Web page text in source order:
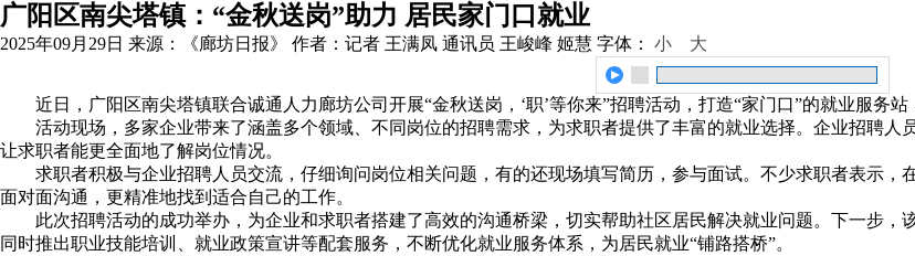
广阳区南尖塔镇：“金秋送岗”助力 居民家门口就业
2025年09月29日 来源：《廊坊日报》 作者：记者 王满凤 通讯员 王峻峰 姬慧 字体： 小 大
近日，广阳区南尖塔镇联合诚通人力廊坊公司开展“金秋送岗，‘职’等你来”招聘活动，打造“家门口”的就业服务
活动现场，多家企业带来了涵盖多个领域、不同岗位的招聘需求，为求职者提供了丰富的就业选择。企业招聘人
让求职者能更全面地了解岗位情况。
求职者积极与企业招聘人员交流，仔细询问岗位相关问题，有的还现场填写简历，参与面试。不少求职者表示
面对面沟通，更精准地找到适合自己的工作。
此次招聘活动的成功举办，为企业和求职者搭建了高效的沟通桥梁，切实帮助社区居民解决就业问题。下一步，
同时推出职业技能培训、就业政策宣讲等配套服务，不断优化就业服务体系，为居民就业“铺路搭桥”。